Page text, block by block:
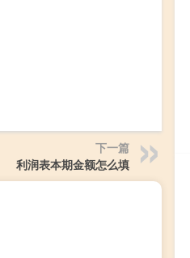
下一篇
利润表本期金额怎么填